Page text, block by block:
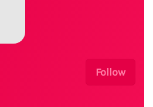
Follow